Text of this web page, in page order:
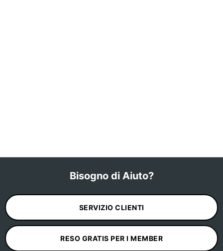
Bisogno di Aiuto?
SERVIZIO CLIENTI
RESO GRATIS PER I MEMBER